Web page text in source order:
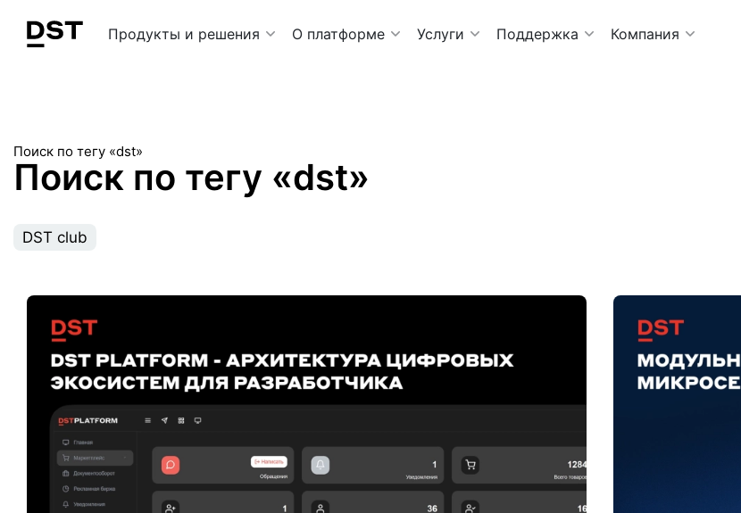
Navigation Menu
Продукты и решения О платформе Услуги Поддержка Компания
Поиск по тегу «dst»
Поиск по тегу «dst»
DST club